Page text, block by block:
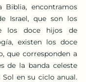
Biblia, encontramos
Israel, que son los
los doce hijos de
existen los doce
que corresponden a
de la banda celeste
en su ciclo anual.